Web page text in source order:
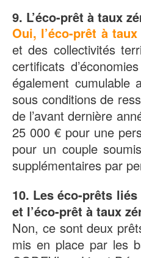
9. L’éco-prêt à taux
Oui, l’éco-prêt à
et des collectivités
certificats
également cumulable
sous conditions de
de l’avant dernière
25 000 € pour une
pour un couple
supplémentaires par
10. Les éco-prêts
et l’éco-prêt à taux
Non, ce sont deux
mis en place par les